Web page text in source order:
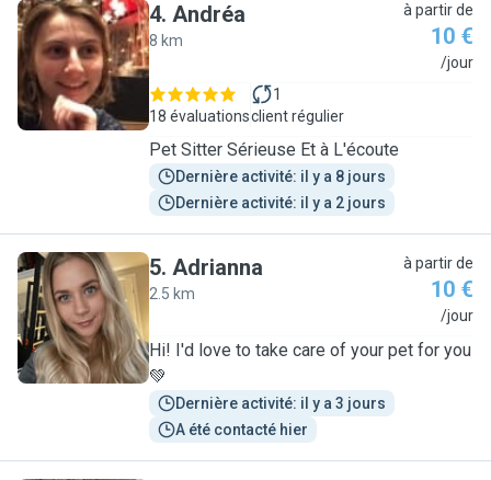
A
4. Andréa
8 km
à partir de
10 €
/jour
18 évaluations
1
client régulier
Pet Sitter Sérieuse Et à L'écoute
Dernière activité: il y a 8 jours
Dernière activité: il y a 2 jours
A
5. Adrianna
2.5 km
à partir de
10 €
/jour
Hi! I'd love to take care of your pet for you
💚
Dernière activité: il y a 3 jours
A été contacté hier